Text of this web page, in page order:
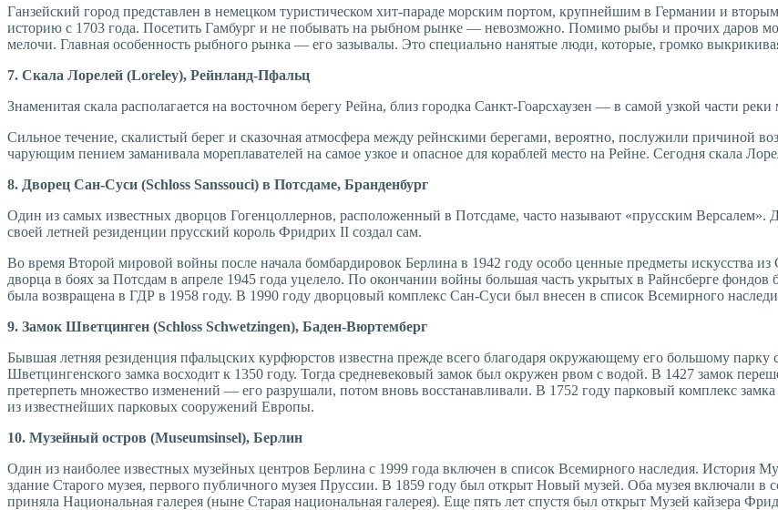
Ганзейский город представлен в немецком туристическом хит-параде морским портом, крупнейшим в Германии и
историю с 1703 года. Посетить Гамбург и не побывать на рыбном рынке — невозможно. Помимо рыбы и прочих даров
мелочи. Главная особенность рыбного рынка — его зазывалы. Это специально нанятые люди, которые, громко
7. Скала Лорелей (Loreley), Рейнланд-Пфальц
Знаменитая скала располагается на восточном берегу Рейна, близ городка Санкт-Гоарсхаузен — в самой узкой части
Сильное течение, скалистый берег и сказочная атмосфера между рейнскими берегами, вероятно, послужили причиной
чарующим пением заманивала мореплавателей на самое узкое и опасное для кораблей место на Рейне. Сегодня скала
8. Дворец Сан-Суси (Schloss Sanssouci) в Потсдаме, Бранденбург
Один из самых известных дворцов Гогенцоллернов, расположенный в Потсдаме, часто называют «прусским Версалем».
своей летней резиденции прусский король Фридрих II создал сам.
Во время Второй мировой войны после начала бомбардировок Берлина в 1942 году особо ценные предметы искусства
дворца в боях за Потсдам в апреле 1945 года уцелело. По окончании войны большая часть укрытых в Райнсберге
была возвращена в ГДР в 1958 году. В 1990 году дворцовый комплекс Сан-Суси был внесен в список Всемирного
9. Замок Шветцинген (Schloss Schwetzingen), Баден-Вюртемберг
Бывшая летняя резиденция пфальцских курфюрстов известна прежде всего благодаря окружающему его большому
Шветцингенского замка восходит к 1350 году. Тогда средневековый замок был окружен рвом с водой. В 1427 замок
претерпеть множество изменений — его разрушали, потом вновь восстанавливали. В 1752 году парковый комплекс
из известнейших парковых сооружений Европы.
10. Музейный остров (Museumsinsel), Берлин
Один из наиболее известных музейных центров Берлина с 1999 года включен в список Всемирного наследия. История
здание Старого музея, первого публичного музея Пруссии. В 1859 году был открыт Новый музей. Оба музея включали в
приняла Национальная галерея (ныне Старая национальная галерея). Еще пять лет спустя был открыт Музей кайзера